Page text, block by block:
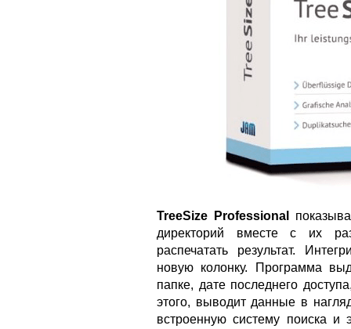
TreeSize Professional
директорий вместе с их
распечатать результат.
новую колонку. Программа
папке, дате последнего
этого, выводит данные в
встроенную систему поиска и